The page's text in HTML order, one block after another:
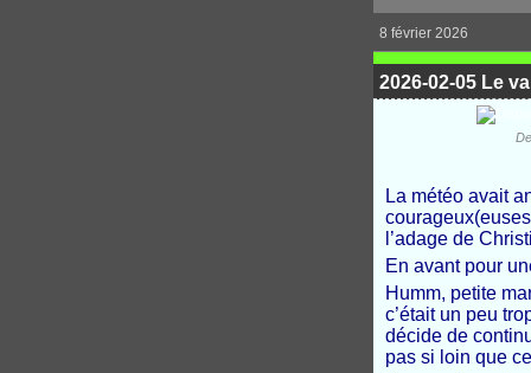
8 février 2026
2026-02-05 Le
La météo avait
l’adage de
En avant pour
Humm, petite
c’était un peu
décide de
pas si loin que